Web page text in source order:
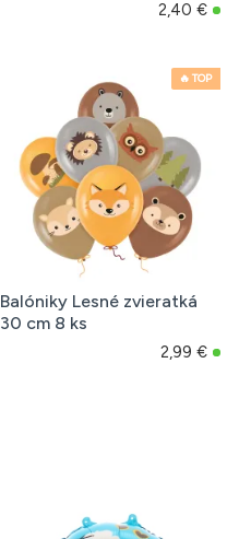
2,40 €
🔥 TOP
Balóniky Lesné zvieratká
30 cm 8 ks
2,99 €